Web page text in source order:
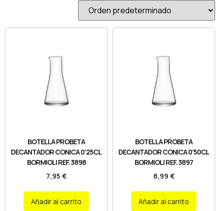
BOTELLA PROBETA
DECANTADOR CONICA 0’25CL
BORMIOLI REF. 3898
7,95 €
Añadir al carrito
BOTELLA PROBETA
DECANTADOR CONICA 0’50CL
BORMIOLI REF. 3897
8,99 €
Añadir al carrito